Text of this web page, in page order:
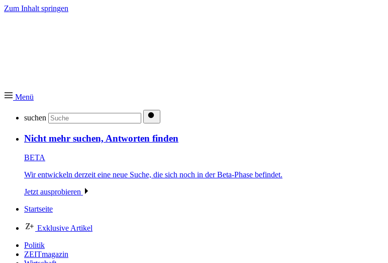
Zum Inhalt springen
Menü
suchen
Nicht mehr suchen, Antworten finden
BETA
Wir entwickeln derzeit eine neue Suche, die sich noch in der Beta-Phase befindet.
Jetzt ausprobieren
Startseite
Exklusive Artikel
Politik
ZEITmagazin